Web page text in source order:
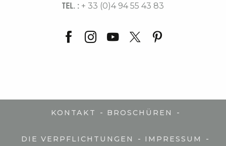
TEL. : + 33 (0)4 94 55 43 83
KONTAKT - BROSCHÜREN -
DIE VERPFLICHTUNGEN - IMPRESSUM -